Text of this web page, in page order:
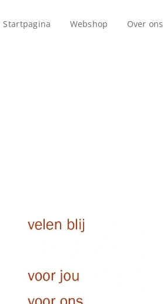
Startpagina Webshop Over ons